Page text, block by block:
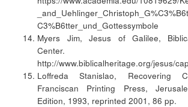
C3%B6tter_und_Gottessymbole
Myers Jim, Jesus of Galilee,
http://www.biblicalheritage.org/jesus/
Loffreda Stanislao, Recovering
Franciscan Printing Press,
Edition, 1993, reprinted 2001, 86 pp.